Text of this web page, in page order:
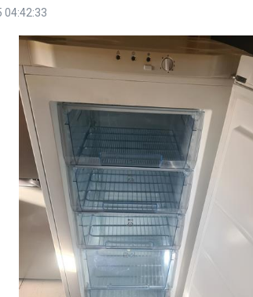
04:42:33